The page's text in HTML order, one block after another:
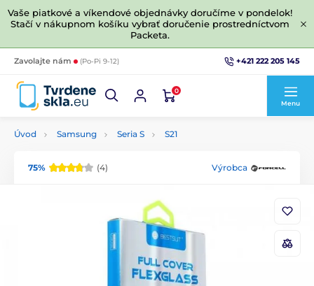
Vaše piatkové a víkendové objednávky doručíme v pondelok!
Stačí v nákupnom košíku vybrať doručenie prostredníctvom
Packeta.
Zavolajte nám (Po-Pi 9-12) +421 222 205 145
0
Menu
Úvod Samsung Seria S S21
75% (4) Výrobca